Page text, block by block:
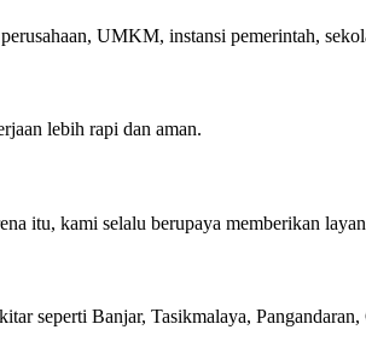
UMKM, instansi pemerintah,
lebih rapi dan aman.
itu, kami selalu berupaya memberikan
seperti Banjar, Tasikmalaya,